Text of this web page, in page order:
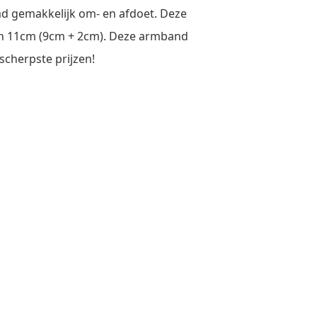
gemakkelijk om- en afdoet. Deze
(9cm + 2cm). Deze armband
prijzen!